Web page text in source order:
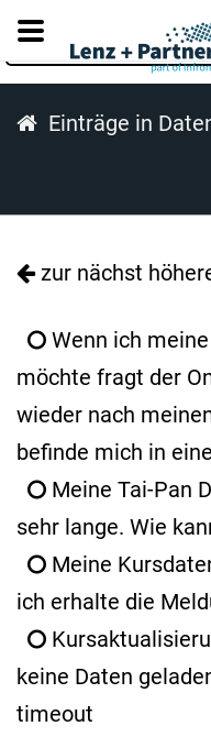
Einträge in
zur nächst
Wenn ich
möchte fragt der
wieder nach
befinde mich in
Meine Tai-Pan
sehr lange. Wie
Meine
ich erhalte die
keine Daten
timeout